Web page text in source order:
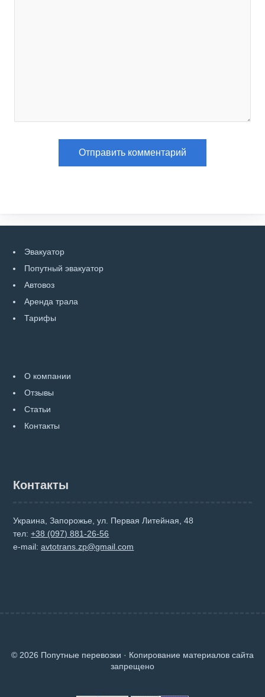
Эвакуатор
Попутный эвакуатор
Автовоз
Аренда трала
Тарифы
О компании
Отзывы
Статьи
Контакты
Контакты
Украина, Запорожье, ул. Первая Литейная, 48
тел:+38 (097) 881-26-56
e-mail:avtotrans.zp@gmail.com
© 2026 Попутные перевозки · Копирование материалов сайта
запрещено